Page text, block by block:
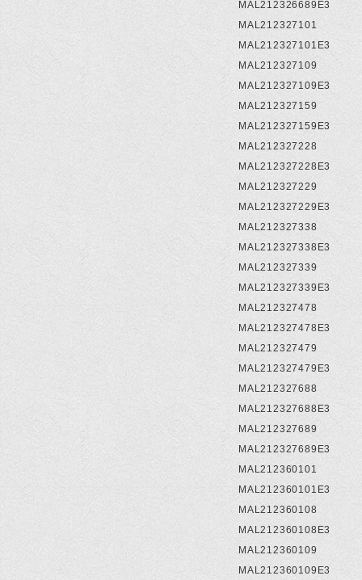
MAL212326689E3
MAL212327101
MAL212327101E3
MAL212327109
MAL212327109E3
MAL212327159
MAL212327159E3
MAL212327228
MAL212327228E3
MAL212327229
MAL212327229E3
MAL212327338
MAL212327338E3
MAL212327339
MAL212327339E3
MAL212327478
MAL212327478E3
MAL212327479
MAL212327479E3
MAL212327688
MAL212327688E3
MAL212327689
MAL212327689E3
MAL212360101
MAL212360101E3
MAL212360108
MAL212360108E3
MAL212360109
MAL212360109E3